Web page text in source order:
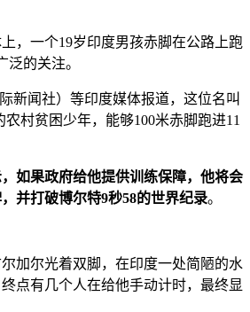
一个19岁印度男孩赤脚在公路上跑
泛的关注。
闻社）等印度媒体报道，这位名叫
村贫困少年，能够100米赤脚跑进11
如果政府给他提供训练保障，他将会
并打破博尔特9秒58的世界纪录。
尔光着双脚，在印度一处简陋的水
点有几个人在给他手动计时，最终显